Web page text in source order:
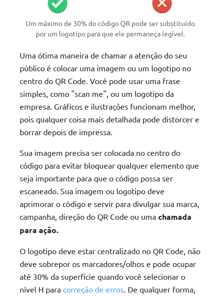
Um máximo de 30% do código QR pode ser substituído
por um logotipo para que ele permaneça legível.
Uma ótima maneira de chamar a atenção do seu
público é colocar uma imagem ou um logotipo no
centro do QR Code. Você pode usar uma frase
simples, como "scan me", ou um logotipo da
empresa. Gráficos e ilustrações funcionam melhor,
pois qualquer coisa mais detalhada pode distorcer e
borrar depois de impressa.
Sua imagem precisa ser colocada no centro do
código para evitar bloquear qualquer elemento que
seja importante para que o código possa ser
escaneado. Sua imagem ou logotipo deve
aprimorar o código e servir para divulgar sua marca,
campanha, direção do QR Code ou uma chamada
para ação.
O logotipo deve estar centralizado no QR Code, não
deve sobrepor os marcadores/olhos e pode ocupar
até 30% da superfície quando você selecionar o
nível H para correção de erros . De qualquer forma,